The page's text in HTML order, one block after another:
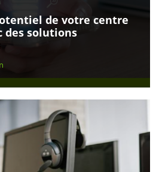
de votre centre
des solutions